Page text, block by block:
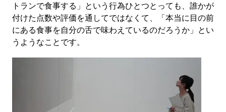
トランで食事する」という行為ひとつとっても、誰かが
付けた点数や評価を通してではなくて、「本当に目の前
にある食事を自分の舌で味わえているのだろうか」とい
うようなことです。